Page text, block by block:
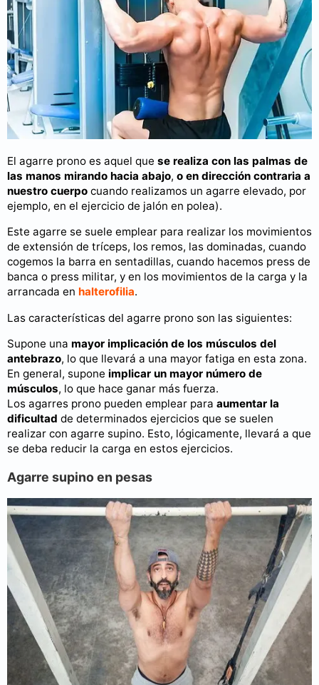
El agarre prono es aquel que se realiza con las palmas de
las manos mirando hacia abajo, o en dirección contraria a
nuestro cuerpo cuando realizamos un agarre elevado, por
ejemplo, en el ejercicio de jalón en polea).
Este agarre se suele emplear para realizar los movimientos
de extensión de tríceps, los remos, las dominadas, cuando
cogemos la barra en sentadillas, cuando hacemos press de
banca o press militar, y en los movimientos de la carga y la
arrancada en halterofilia.
Las características del agarre prono son las siguientes:
Supone una mayor implicación de los músculos del
antebrazo, lo que llevará a una mayor fatiga en esta zona.
En general, supone implicar un mayor número de
músculos, lo que hace ganar más fuerza.
Los agarres prono pueden emplear para aumentar la
dificultad de determinados ejercicios que se suelen
realizar con agarre supino. Esto, lógicamente, llevará a que
se deba reducir la carga en estos ejercicios.
Agarre supino en pesas